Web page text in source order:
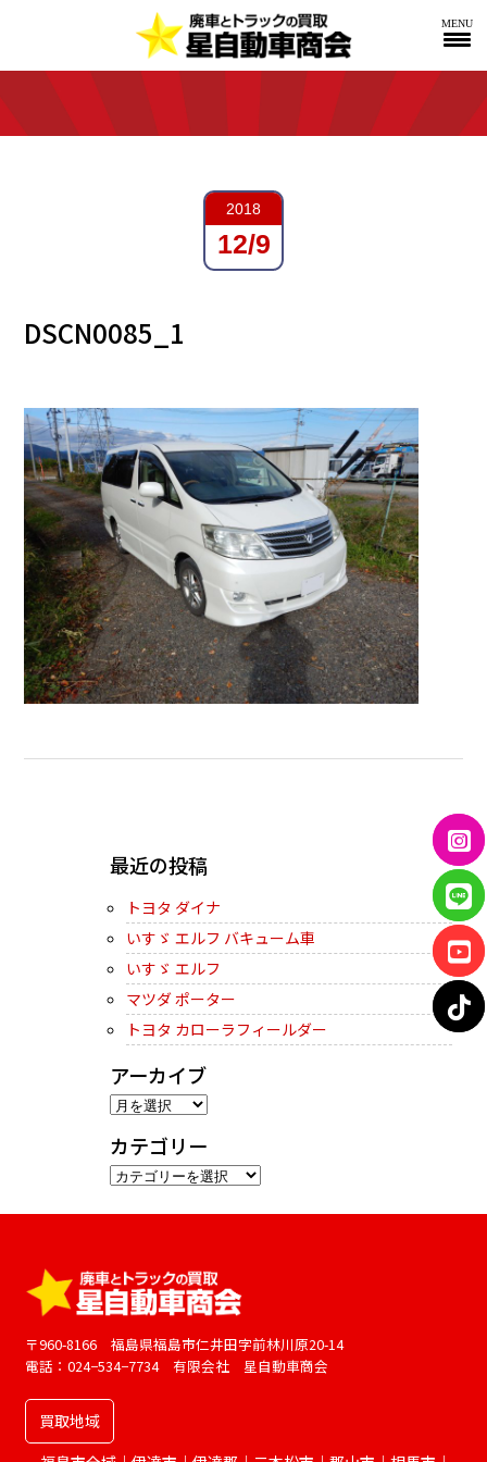
MENU
2018
12/9
DSCN0085_1
最近の投稿
トヨタ ダイナ
いすゞ エルフ バキューム車
いすゞ エルフ
マツダ ポーター
トヨタ カローラフィールダー
アーカイブ
ア
カ
イ
ブ
カテゴリー
カ
ー
〒960-8166 福島県福島市仁井田字前林川原20-14
電話：024−534−7734 有限会社 星自動車商会
買取地域